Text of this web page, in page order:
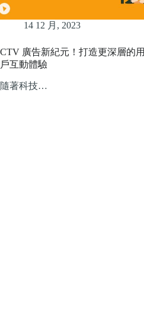
14 12 月, 2023
CTV 廣告新紀元！打造更深層的用
戶互動體驗
隨著科技…